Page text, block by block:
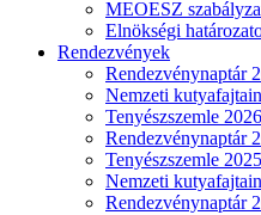
MEOESZ
Elnökségi
Rendezvények
Rendezvénynaptár
Nemzeti
Tenyészszemle 2026
Rendezvénynaptár
Tenyészszemle 2025
Nemzeti
Rendezvénynaptár